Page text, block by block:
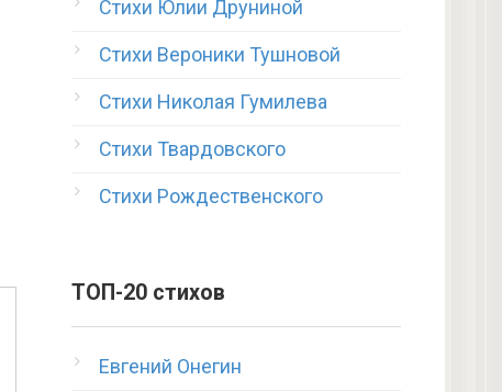
Стихи Юлии Друниной
Стихи Вероники Тушновой
Стихи Николая Гумилева
Стихи Твардовского
Стихи Рождественского
ТОП-20 стихов
Евгений Онегин